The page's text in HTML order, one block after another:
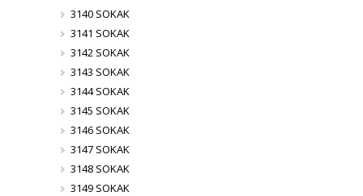
3140 SOKAK
3141 SOKAK
3142 SOKAK
3143 SOKAK
3144 SOKAK
3145 SOKAK
3146 SOKAK
3147 SOKAK
3148 SOKAK
3149 SOKAK